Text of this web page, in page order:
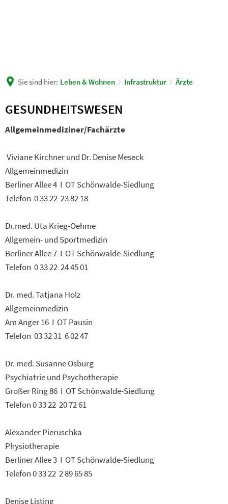
Sie sind hier: Leben & Wohnen Infrastruktur Ärzte
Ärzte
GESUNDHEITSWESEN
Allgemeinmediziner/Fachärzte
Viviane Kirchner und Dr. Denise Meseck
Allgemeinmedizin
Berliner Allee 4 I OT Schönwalde-Siedlung
Telefon 0 33 22 23 82 18
Dr.med. Uta Krieg-Oehme
Allgemein- und Sportmedizin
Berliner Allee 7 I OT Schönwalde-Siedlung
Telefon 0 33 22 24 45 01
Dr. med. Tatjana Holz
Allgemeinmedizin
Am Anger 16 I OT Pausin
Telefon 03 32 31 6 02 47
Dr. med. Susanne Osburg
Psychiatrie und Psychotherapie
Großer Ring 86 I OT Schönwalde-Siedlung
Telefon 0 33 22 20 72 61
Alexander Pieruschka
Physiotherapie
Berliner Allee 3 I OT Schönwalde-Siedlung
Telefon 0 33 22 2 89 65 85
Denise Listing